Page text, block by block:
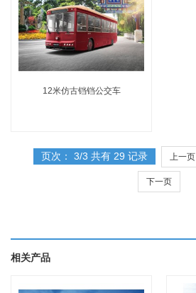
12米仿古铛铛公交车
页次： 3/3 共有 29 记录 上一页
下一页
相关产品